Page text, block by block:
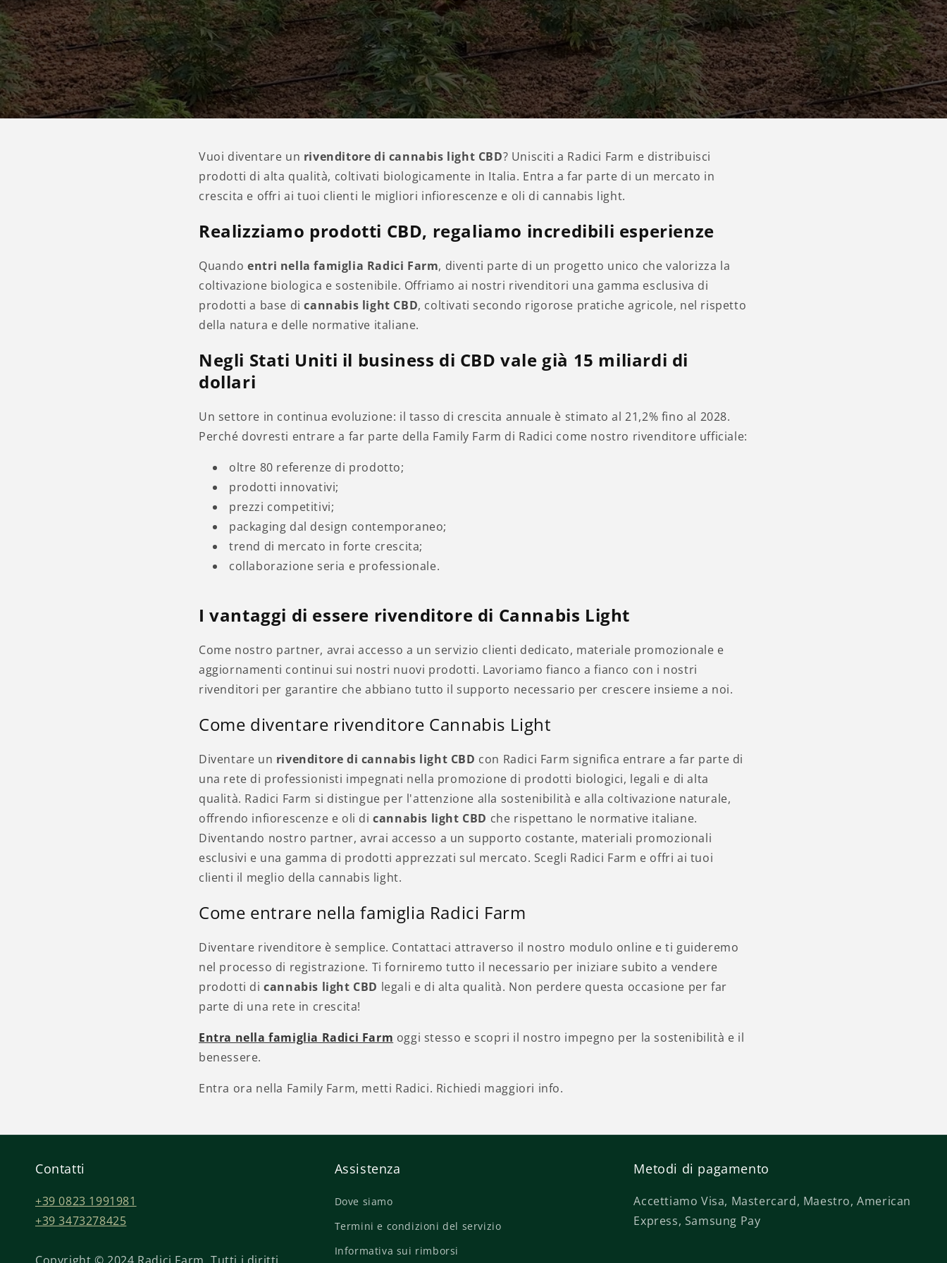
a
f
i
c
a
Vuoi diventare un rivenditore di cannabis light CBD? Unisciti a Radici Farm e distribuisci
prodotti di alta qualità, coltivati biologicamente in Italia. Entra a far parte di un mercato in
crescita e offri ai tuoi clienti le migliori infiorescenze e oli di cannabis light.
Realizziamo prodotti CBD, regaliamo incredibili esperienze
Quandoentri nella famiglia Radici Farm, diventi parte di un progetto unico che valorizza la
coltivazione biologica e sostenibile. Offriamo ai nostri rivenditori una gamma esclusiva di
prodotti a base dicannabis light CBD, coltivati secondo rigorose pratiche agricole, nel rispetto
della natura e delle normative italiane.
Negli Stati Uniti il business di CBD vale già 15 miliardi di
dollari
Un settore in continua evoluzione: il tasso di crescita annuale è stimato al 21,2% fino al 2028.
Perché dovresti entrare a far parte della Family Farm di Radici come nostro rivenditore ufficiale:
oltre 80 referenze di prodotto;
prodotti innovativi;
prezzi competitivi;
packaging dal design contemporaneo;
trend di mercato in forte crescita;
collaborazione seria e professionale.
I vantaggi di essere rivenditore di Cannabis Light
Come nostro partner, avrai accesso a un servizio clienti dedicato, materiale promozionale e
aggiornamenti continui sui nostri nuovi prodotti. Lavoriamo fianco a fianco con i nostri
rivenditori per garantire che abbiano tutto il supporto necessario per crescere insieme a noi.
Come diventare rivenditore Cannabis Light
Diventare un rivenditore di cannabis light CBD con Radici Farm significa entrare a far parte di
una rete di professionisti impegnati nella promozione di prodotti biologici, legali e di alta
qualità. Radici Farm si distingue per l'attenzione alla sostenibilità e alla coltivazione naturale,
offrendo infiorescenze e oli dicannabis light CBD che rispettano le normative italiane.
Diventando nostro partner, avrai accesso a un supporto costante, materiali promozionali
esclusivi e una gamma di prodotti apprezzati sul mercato. Scegli Radici Farm e offri ai tuoi
clienti il meglio della cannabis light.
Come entrare nella famiglia Radici Farm
Diventare rivenditore è semplice. Contattaci attraverso il nostro modulo online e ti guideremo
nel processo di registrazione. Ti forniremo tutto il necessario per iniziare subito a vendere
prodotti dicannabis light CBD legali e di alta qualità. Non perdere questa occasione per far
parte di una rete in crescita!
Entra nella famiglia Radici Farm oggi stesso e scopri il nostro impegno per la sostenibilità e il
benessere.
Entra ora nella Family Farm, metti Radici. Richiedi maggiori info.
Contatti
+39 0823 1991981
+39 3473278425
Assistenza
Dove siamo
Termini e condizioni del servizio
Informativa sui rimborsi
Metodi di pagamento
Accettiamo Visa, Mastercard, Maestro, American
Express, Samsung Pay